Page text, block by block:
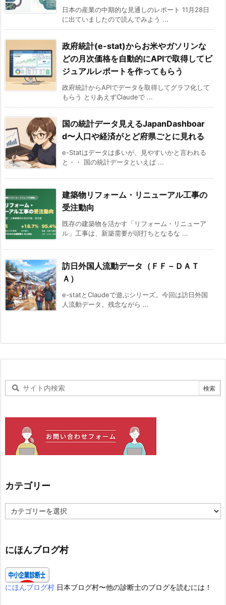
日本の産業の中期的な見通しのレポート 11月28日
に出ていましたので読んでみよう ...
政府統計(e-stat)からお米やガソリンな
どの月次価格を自動的にAPIで取得してビ
ジュアルレポートを作ってもらう
政府統計からAPIでデータを取得してグラフ化して
もらう とりあえずClaudeで ...
国の統計データ見えるJapanDashboar
d〜人口や経済がとど府県ごとに見れる
e-Statはデータは多いが、見やすいかと言われる
と・・ 国の統計データといえば ...
建築物リフォーム・リニューアル工事の
受注動向
既存の建築物を活かす「リフォーム・リニューア
ル」工事は、新築需要が頭打ちとなるな ...
訪日外国人流動データ（ＦＦ－ＤＡＴ
Ａ）
e-statとClaudeで遊ぶシリーズ。今回は訪日外国
人流動データ。残念ながら ...
カテゴリー
テ
ー
にほんブログ村
にほんブログ村 日本ブログ村〜他の診断士のブログを読むには！